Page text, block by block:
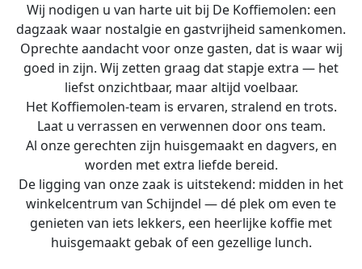
Wij nodigen u van harte uit bij De Koffiemolen: een
dagzaak waar nostalgie en gastvrijheid samenkomen.
Oprechte aandacht voor onze gasten, dat is waar wij
goed in zijn. Wij zetten graag dat stapje extra — het
liefst onzichtbaar, maar altijd voelbaar.
Het Koffiemolen-team is ervaren, stralend en trots.
Laat u verrassen en verwennen door ons team.
Al onze gerechten zijn huisgemaakt en dagvers, en
worden met extra liefde bereid.
De ligging van onze zaak is uitstekend: midden in het
winkelcentrum van Schijndel — dé plek om even te
genieten van iets lekkers, een heerlijke koffie met
huisgemaakt gebak of een gezellige lunch.